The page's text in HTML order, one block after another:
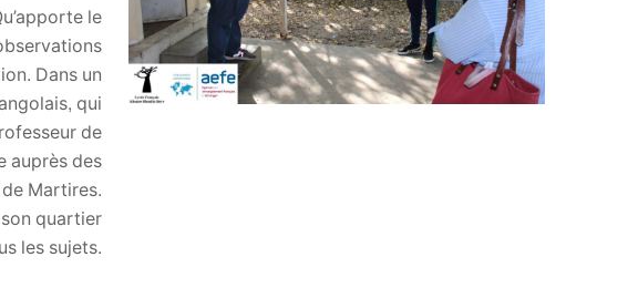
le
Dans un
qui
de
auprès des
Martires.
quartier
les sujets.